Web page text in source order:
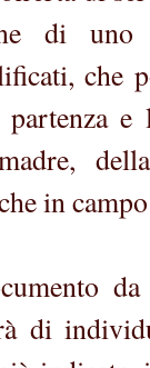
di
che
e
in
di